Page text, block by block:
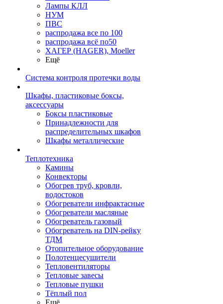
Лампы КЛЛ
НУМ
ПВС
распродажа все по 100
распродажа всё по50
ХАГЕР (HAGER), Moeller
Ещё
Система контроля протечки воды
Шкафы, пластиковые боксы,
аксессуары
Боксы пластиковые
Принадлежности для
распределительных шкафов
Шкафы металлические
Теплотехника
Камины
Конвекторы
Обогрев труб, кровли,
водостоков
Обогреватели инфрактасные
Обогреватели масляные
Обогреватель газовый
Обогреватель на DIN-рейку
ТДМ
Отопительное оборудование
Полотенцесушители
Тепловентиляторы
Тепловые завесы
Тепловые пушки
Тёплый пол